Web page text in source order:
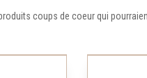
coups de coeur qui